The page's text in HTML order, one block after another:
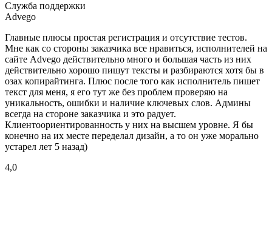
Служба поддержки
Advego
Главные плюсы простая регистрация и отсутствие тестов.
Мне как со стороны заказчика все нравиться, исполнителей на
сайте Advego действительно много и большая часть из них
действительно хорошо пишут тексты и разбираются хотя бы в
озах копирайтинга. Плюс после того как исполнитель пишет
текст для меня, я его тут же без проблем проверяю на
уникальность, ошибки и наличие ключевых слов. Админы
всегда на стороне заказчика и это радует.
Клиентоориентированность у них на высшем уровне. Я бы
конечно на их месте переделал дизайн, а то он уже морально
устарел лет 5 назад)
4,0